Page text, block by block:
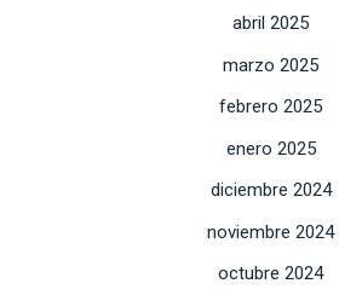
abril 2025
marzo 2025
febrero 2025
enero 2025
diciembre 2024
noviembre 2024
octubre 2024